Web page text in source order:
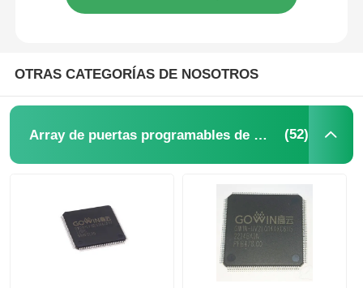
Chip PSRAM
El chip SRAM
Circuito integrado EPROM
CI UART
OTRAS CATEGORÍAS DE NOSOTROS
Array de puertas programables de campo FPGA (52)